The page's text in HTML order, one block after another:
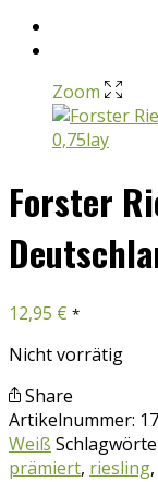
Zoom
Forster
12,95 € *
Nicht vorrätig
Share
Artikelnummer:
Weiß
prämiert, riesling,